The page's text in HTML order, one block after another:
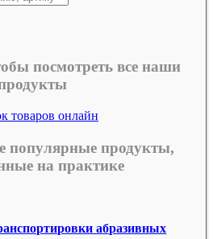
посмотреть все наши
товаров онлайн
популярные продукты,
на практике
абразивных